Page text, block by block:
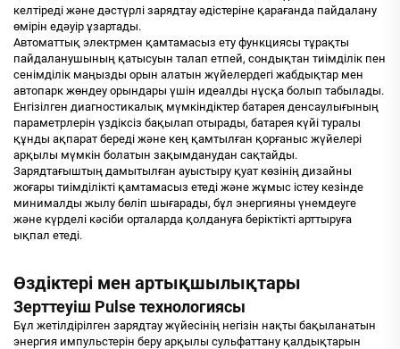
келтіреді және дәстүрлі зарядтау әдістеріне қарағанда пайдалану
өмірін едәуір ұзартады.
Автоматтық электрмен қамтамасыз ету функциясы тұрақты
пайдаланушының қатысуын талап етпей, сондықтан тиімділік пен
сенімділік маңызды орын алатын жүйелердегі жабдықтар мен
автопарк жөндеу орындары үшін идеалды нұсқа болып табылады.
Енгізілген диагностикалық мүмкіндіктер батарея денсаулығының
параметрлерін үздіксіз бақылап отырады, батарея күйі туралы
құнды ақпарат береді және кең қамтылған қорғаныс жүйелері
арқылы мүмкін болатын зақымданудан сақтайды.
Зарядтағыштың дамытылған ауыстыру қуат көзінің дизайны
жоғары тиімділікті қамтамасыз етеді және жұмыс істеу кезінде
минималды жылу бөліп шығарады, бұл энергияны үнемдеуге
және күрделі кәсіби орталарда қолдануға беріктікті арттыруға
ықпал етеді.
Өздіктері мен артықшылықтары
Зерттеуіш Pulse технологиясы
Бұл жетілдірілген зарядтау жүйесінің негізін нақты бақыланатын
энергия импульстерін беру арқылы сульфаттану қалдықтарын